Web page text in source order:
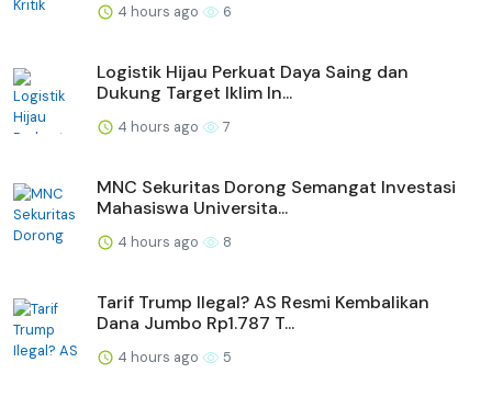
4 hours ago 6
Logistik Hijau Perkuat Daya Saing dan
Dukung Target Iklim In...
4 hours ago 7
MNC Sekuritas Dorong Semangat Investasi
Mahasiswa Universita...
4 hours ago 8
Tarif Trump Ilegal? AS Resmi Kembalikan
Dana Jumbo Rp1.787 T...
4 hours ago 5